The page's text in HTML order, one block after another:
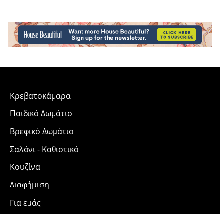
Κρεβατοκάμαρα
Παιδικό Δωμάτιο
Βρεφικό Δωμάτιο
Σαλόνι - Καθιστικό
Κουζίνα
Διαφήμιση
Για εμάς